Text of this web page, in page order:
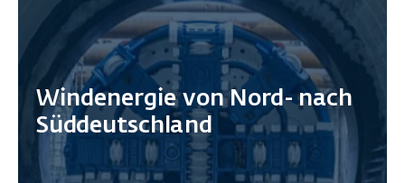
Windenergie von Nord- nach
Süddeutschland